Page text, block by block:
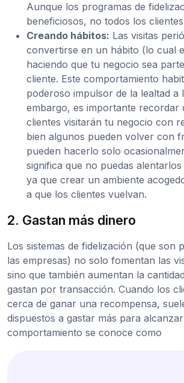
Aunque los programas de
beneficiosos, no todos los
Creando hábitos: Las visitas
convertirse en un hábito (lo cual
haciendo que tu negocio sea
cliente. Este comportamiento
poderoso impulsor de la lealtad a
embargo, es importante recordar
clientes visitarán tu negocio con
bien algunos pueden volver con
pueden hacerlo solo
significa que no puedas
ya que crear un ambiente
a que los clientes vuelvan.
2. Gastan más dinero
Los sistemas de fidelización (que son
las empresas) no solo fomentan las
sino que también aumentan la
gastan por transacción. Cuando los
cerca de ganar una recompensa,
dispuestos a gastar más para
comportamiento se conoce como